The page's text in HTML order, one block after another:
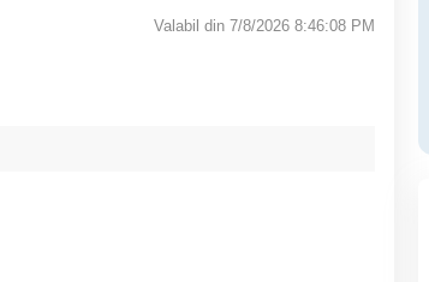
Valabil din 7/8/2026 8:46:08 PM